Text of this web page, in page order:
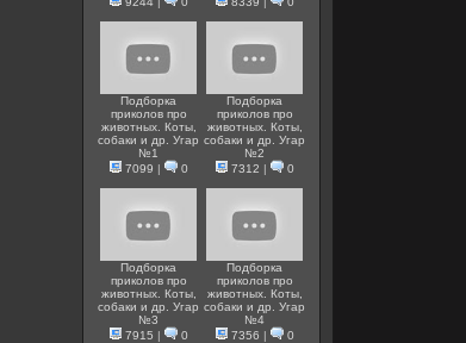
Подборка
приколов про
животных. Коты,
собаки и др. Угар
№1
7099 | 0
Подборка
приколов про
животных. Коты,
собаки и др. Угар
№2
7312 | 0
Подборка
приколов про
животных. Коты,
собаки и др. Угар
№3
7915 | 0
Подборка
приколов про
животных. Коты,
собаки и др. Угар
№4
7356 | 0